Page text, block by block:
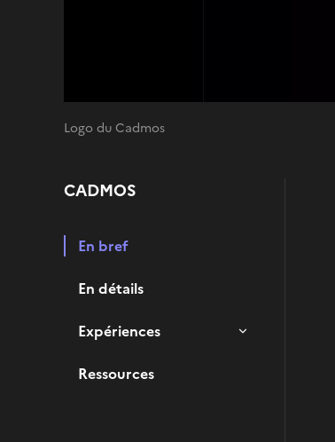
Logo du Cadmos
CADMOS
En bref
En détails
Expériences
Ressources